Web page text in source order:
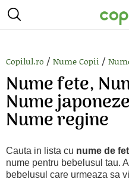
Copilul.ro / Nume Copii /
Nume fete,
Nume
Nume regine
Cauta in lista cu nume de
nume pentru bebelusul tau.
bebelusul care urmeaza sa